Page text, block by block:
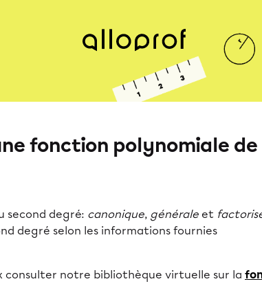
fonction polynomiale de
second degré: canonique, générale et
degré selon les informations fournies
consulter notre bibliothèque virtuelle sur la